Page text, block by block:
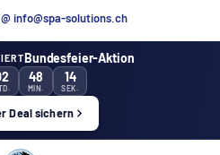
@ info@spa-solutions.ch
Bundesfeier-Aktion
48
MIN.
13
SEK.
Deal sichern